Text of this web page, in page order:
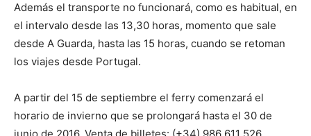
Además el transporte no funcionará, como es habitual, en
el intervalo desde las 13,30 horas, momento que sale
desde A Guarda, hasta las 15 horas, cuando se retoman
los viajes desde Portugal.
A partir del 15 de septiembre el ferry comenzará el
horario de invierno que se prolongará hasta el 30 de